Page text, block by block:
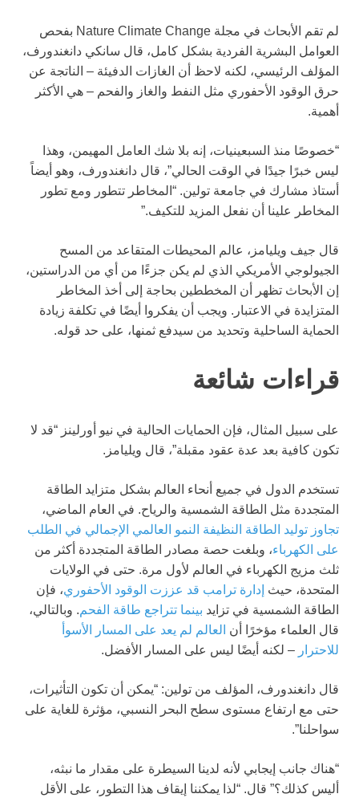
لم تقم الأبحاث في مجلة Nature Climate Change بفحص
العوامل البشرية الفردية بشكل كامل، قال سانكي دانغندورف،
المؤلف الرئيسي، لكنه لاحظ أن الغازات الدفيئة – الناتجة عن
حرق الوقود الأحفوري مثل النفط والغاز والفحم – هي الأكثر
أهمية.
“خصوصًا منذ السبعينيات، إنه بلا شك العامل المهيمن، وهذا
ليس خبرًا جيدًا في الوقت الحالي”، قال دانغندورف، وهو أيضاً
أستاذ مشارك في جامعة تولين. “المخاطر تتطور ومع تطور
المخاطر علينا أن نفعل المزيد للتكيف.”
قال جيف ويليامز، عالم المحيطات المتقاعد من المسح
الجيولوجي الأمريكي الذي لم يكن جزءًا من أي من الدراستين،
إن الأبحاث تظهر أن المخططين بحاجة إلى أخذ المخاطر
المتزايدة في الاعتبار. ويجب أن يفكروا أيضًا في تكلفة زيادة
الحماية الساحلية وتحديد من سيدفع ثمنها، على حد قوله.
قراءات شائعة
على سبيل المثال، فإن الحمايات الحالية في نيو أورلينز “قد لا
تكون كافية بعد عدة عقود مقبلة”، قال ويليامز.
تستخدم الدول في جميع أنحاء العالم بشكل متزايد الطاقة
المتجددة مثل الطاقة الشمسية والرياح. في العام الماضي،
تجاوز توليد الطاقة النظيفة النمو العالمي الإجمالي في الطلب
على الكهرباء، وبلغت حصة مصادر الطاقة المتجددة أكثر من
ثلث مزيج الكهرباء في العالم لأول مرة. حتى في الولايات
المتحدة، حيث إدارة ترامب قد عززت الوقود الأحفوري، فإن
الطاقة الشمسية في تزايد بينما تتراجع طاقة الفحم. وبالتالي،
قال العلماء مؤخرًا أن العالم لم يعد على المسار الأسوأ
للاحترار – لكنه أيضًا ليس على المسار الأفضل.
قال دانغندورف، المؤلف من تولين: “يمكن أن تكون التأثيرات،
حتى مع ارتفاع مستوى سطح البحر النسبي، مؤثرة للغاية على
سواحلنا”.
“هناك جانب إيجابي لأنه لدينا السيطرة على مقدار ما نبثه،
أليس كذلك؟” قال. “لذا يمكننا إيقاف هذا التطور، على الأقل